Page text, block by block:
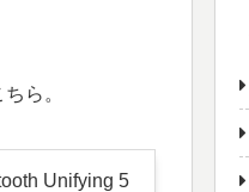
ら。
Unifying 5